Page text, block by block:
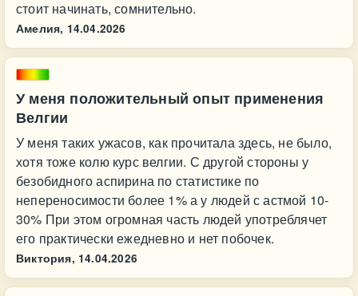
стоит начинать, сомнительно.
Амелия, 14.04.2026
У меня положительный опыт применения
Велгии
У меня таких ужасов, как прочитала здесь, не было,
хотя тоже колю курс велгии. С другой стороны у
безобидного аспирина по статистике по
непереносимости более 1% а у людей с астмой 10-
30% При этом огромная часть людей употреблячет
его практически ежедневно и нет побочек.
Виктория, 14.04.2026